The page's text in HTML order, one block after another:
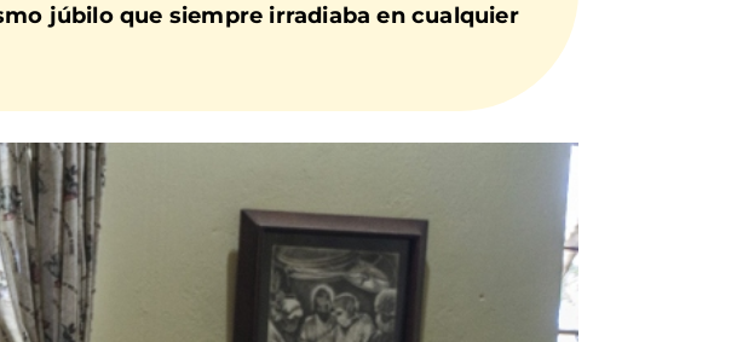
júbilo que siempre irradiaba en cualquier